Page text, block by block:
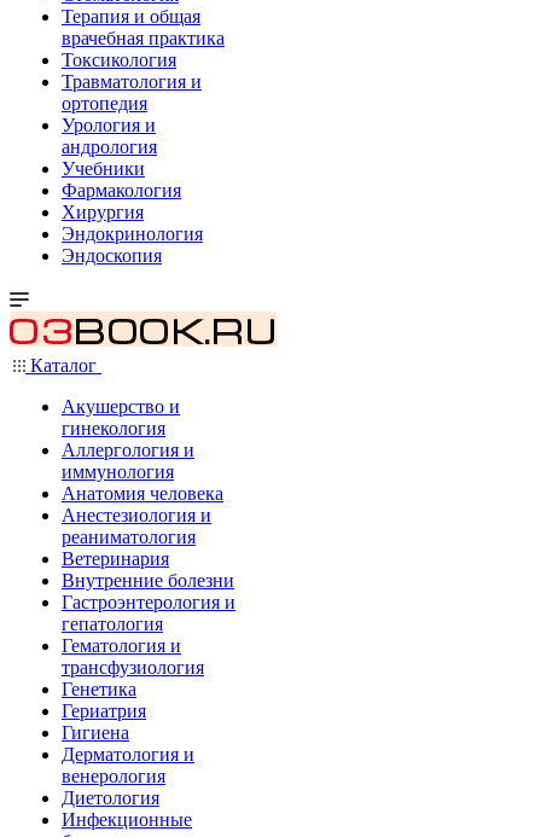
Терапия и общая
врачебная практика
Токсикология
Травматология и
ортопедия
Урология и
андрология
Учебники
Фармакология
Хирургия
Эндокринология
Эндоскопия
Каталог
Акушерство и
гинекология
Аллергология и
иммунология
Анатомия человека
Анестезиология и
реаниматология
Ветеринария
Внутренние болезни
Гастроэнтерология и
гепатология
Гематология и
трансфузиология
Генетика
Гериатрия
Гигиена
Дерматология и
венерология
Диетология
Инфекционные